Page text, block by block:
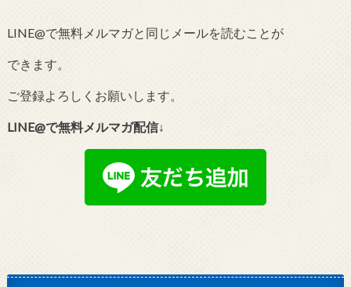
LINE@で無料メルマガと同じメールを読むことが
できます。
ご登録よろしくお願いします。
LINE@で無料メルマガ配信↓